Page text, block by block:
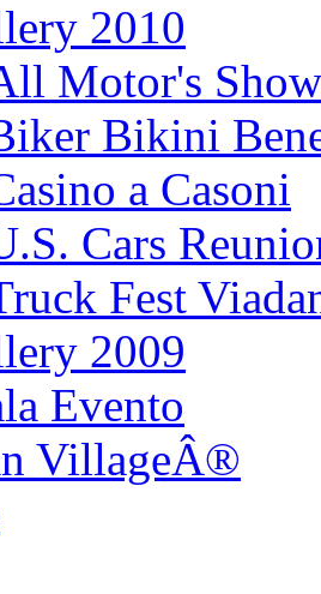
2010
Motor's
Bikini
a Casoni
Cars
Fest
2009
Evento
VillageÂ®